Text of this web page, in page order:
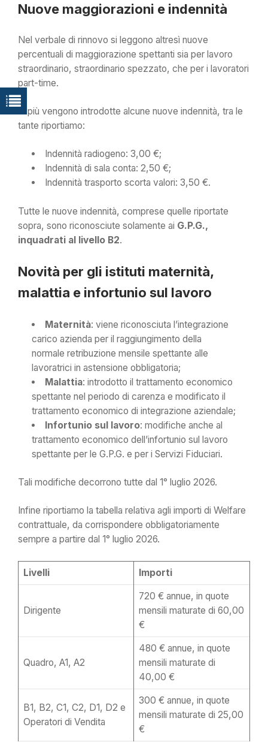
Nuove maggiorazioni e indennità
Nel verbale di rinnovo si leggono altresì nuove
percentuali di maggiorazione spettanti sia per lavoro
straordinario, straordinario spezzato, che per i lavoratori
part-time.
In più vengono introdotte alcune nuove indennità, tra le
tante riportiamo:
Indennità radiogeno: 3,00 €;
Indennità di sala conta: 2,50 €;
Indennità trasporto scorta valori: 3,50 €.
Tutte le nuove indennità, comprese quelle riportate
sopra, sono riconosciute solamente ai G.P.G.,
inquadrati al livello B2.
Novità per gli istituti maternità,
malattia e infortunio sul lavoro
Maternità: viene riconosciuta l’integrazione
carico azienda per il raggiungimento della
normale retribuzione mensile spettante alle
lavoratrici in astensione obbligatoria;
Malattia: introdotto il trattamento economico
spettante nel periodo di carenza e modificato il
trattamento economico di integrazione aziendale;
Infortunio sul lavoro: modifiche anche al
trattamento economico dell’infortunio sul lavoro
spettante per le G.P.G. e per i Servizi Fiduciari.
Tali modifiche decorrono tutte dal 1° luglio 2026.
Infine riportiamo la tabella relativa agli importi di Welfare
contrattuale, da corrispondere obbligatoriamente
sempre a partire dal 1° luglio 2026.
Livelli Importi
Dirigente
720 € annue, in quote
mensili maturate di 60,00
€
Quadro, A1, A2
480 € annue, in quote
mensili maturate di
40,00 €
B1, B2, C1, C2, D1, D2 e
Operatori di Vendita
300 € annue, in quote
mensili maturate di 25,00
€